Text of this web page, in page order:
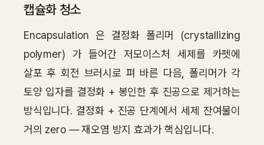
캡슐화 청소
Encapsulation 은 결정화 폴리머 (crystallizing
polymer) 가 들어간 저모이스처 세제를 카펫에
살포 후 회전 브러시로 펴 바른 다음, 폴리머가 각
토양 입자를 결정화 + 봉인한 후 진공으로 제거하는
방식입니다. 결정화 + 진공 단계에서 세제 잔여물이
거의 zero — 재오염 방지 효과가 핵심입니다.